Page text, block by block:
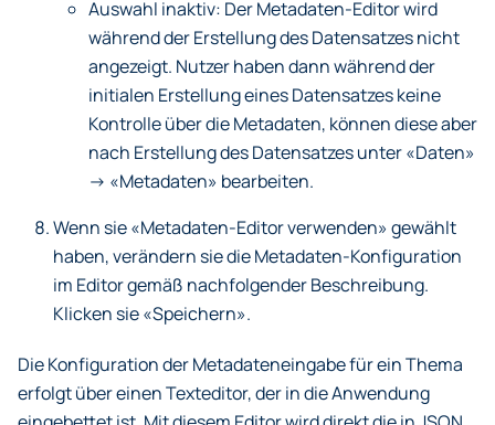
Auswahl inaktiv: Der Metadaten-Editor wird
während der Erstellung des Datensatzes nicht
angezeigt. Nutzer haben dann während der
initialen Erstellung eines Datensatzes keine
Kontrolle über die Metadaten, können diese aber
nach Erstellung des Datensatzes unter «Daten»
-> «Metadaten» bearbeiten.
Wenn sie «Metadaten-Editor verwenden» gewählt
haben, verändern sie die Metadaten-Konfiguration
im Editor gemäß nachfolgender Beschreibung.
Klicken sie «Speichern».
Die Konfiguration der Metadateneingabe für ein Thema
erfolgt über einen Texteditor, der in die Anwendung